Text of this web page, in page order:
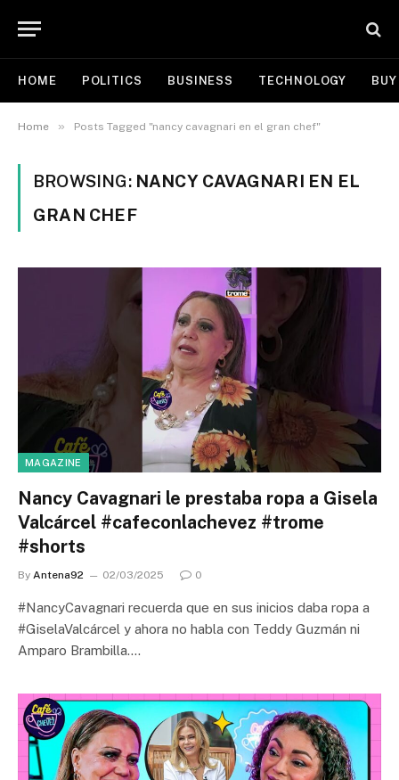
HOME POLITICS BUSINESS TECHNOLOGY
Home » Posts Tagged "nancy cavagnari en el gran chef"
BROWSING: NANCY CAVAGNARI EN EL
GRAN CHEF
MAGAZINE
Nancy Cavagnari le prestaba ropa a Gisela
Valcárcel #cafeconlachevez #trome
#shorts
By Antena92 02/03/2025 0
#NancyCavagnari recuerda que en sus inicios daba ropa a
#GiselaValcárcel y ahora no habla con Teddy Guzmán ni
Amparo Brambilla.…